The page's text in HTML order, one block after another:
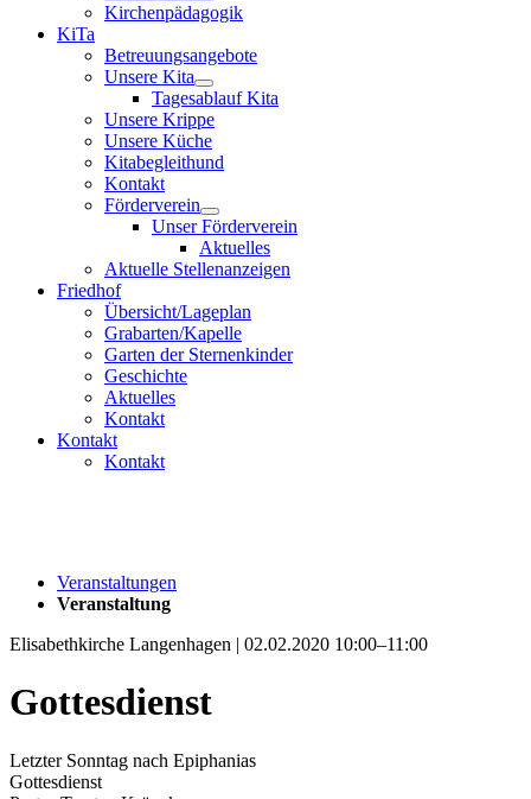
Kirchenpädagogik
KiTa
Betreuungsangebote
Unsere Kita
Tagesablauf Kita
Unsere Krippe
Unsere Küche
Kitabegleithund
Kontakt
Förderverein
Unser Förderverein
Aktuelles
Aktuelle Stellenanzeigen
Friedhof
Übersicht/Lageplan
Grabarten/Kapelle
Garten der Sternenkinder
Geschichte
Aktuelles
Kontakt
Kontakt
Kontakt
Veranstaltungen
Veranstaltung
Elisabethkirche Langenhagen | 02.02.2020 10:00–11:00
Gottesdienst
Letzter Sonntag nach Epiphanias
Gottesdienst